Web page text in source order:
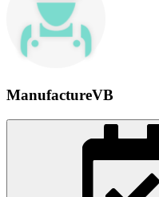
ManufactureVB